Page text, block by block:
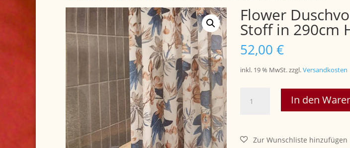
Flower
Stoff in 290cm
52,00 €
inkl. 19 % MwSt.zzgl.Versandkosten
Duschvorhang-
290cm
In den